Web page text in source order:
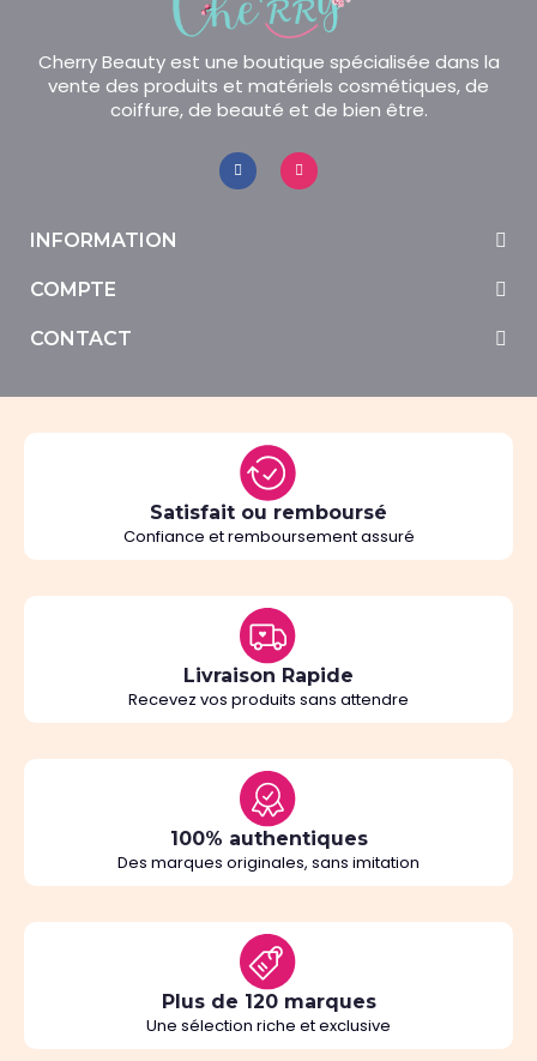
Cherry Beauty est une boutique spécialisée dans la
vente des produits et matériels cosmétiques, de
coiffure, de beauté et de bien être.
INFORMATION
COMPTE
CONTACT
Satisfait ou remboursé
Confiance et remboursement assuré
Livraison Rapide
Recevez vos produits sans attendre
100% authentiques
Des marques originales, sans imitation
Plus de 120 marques
Une sélection riche et exclusive